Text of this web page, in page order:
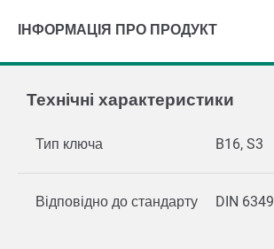
ІНФОРМАЦІЯ ПРО ПРОДУКТ
Технічні характеристики
Тип ключа B16, S3
Відповідно до стандарту DIN 6349